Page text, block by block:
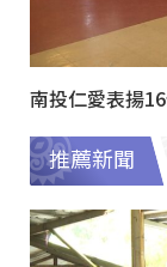
南投仁愛表揚
推薦新聞